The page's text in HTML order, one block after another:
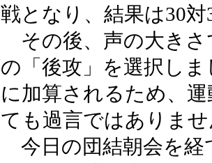
戦となり、結果は30
その後、声の大きさ
の「後攻」を選択し
に加算されるため、
ても過言ではありま
今日の団結朝会を経